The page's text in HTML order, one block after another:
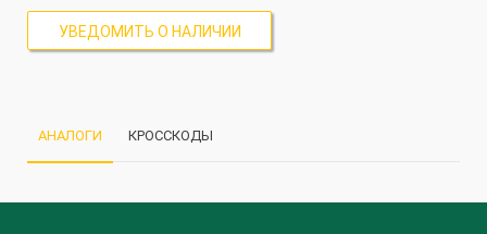
УВЕДОМИТЬ О НАЛИЧИИ
АНАЛОГИ КРОССКОДЫ